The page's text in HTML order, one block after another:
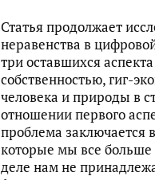
Статья продолжает
неравенства в
три оставшихся
собственностью, гиг-
человека и природы в
отношении первого
проблема заключается
которые мы все
деле нам не